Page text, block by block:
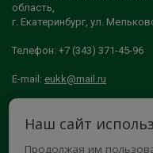
область,
г. Екатеринбург, ул.
Телефон: +7 (343) 371-45-96
E-mail: eukk@mail.ru
КОМБИНАТ"
Наш сайт
Продолжая им